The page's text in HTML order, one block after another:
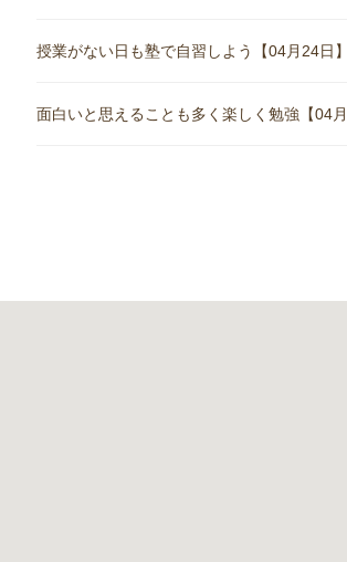
授業がない日も塾で自習しよう【04月24日
面白いと思えることも多く楽しく勉強【04